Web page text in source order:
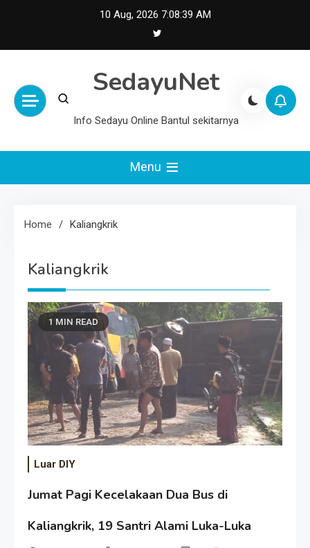
10 Aug, 2026 7:08:39 AM
SedayuNet
Info Sedayu Online Bantul sekitarnya
Menu
Home Kaliangkrik
Kaliangkrik
1 MIN READ
Luar DIY
Jumat Pagi Kecelakaan Dua Bus di
Kaliangkrik, 19 Santri Alami Luka-Luka